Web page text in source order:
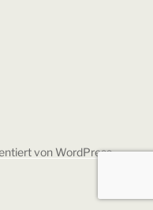
von WordPress